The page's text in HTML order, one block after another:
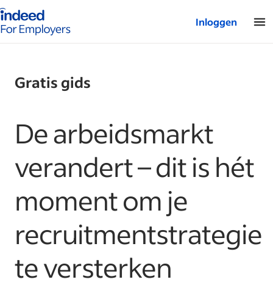
van Indeed - Voor werkgevers
Inloggen
Gratis gids
De arbeidsmarkt
verandert – dit is hét
moment om je
recruitmentstrategie
te versterken